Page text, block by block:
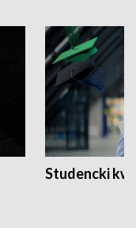
Studencki